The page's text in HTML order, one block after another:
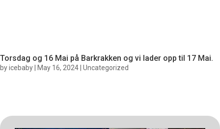
Torsdag og 16 Mai på Barkrakken og vi lader opp til 17 Mai.
byicebaby May 16, 2024 Uncategorized